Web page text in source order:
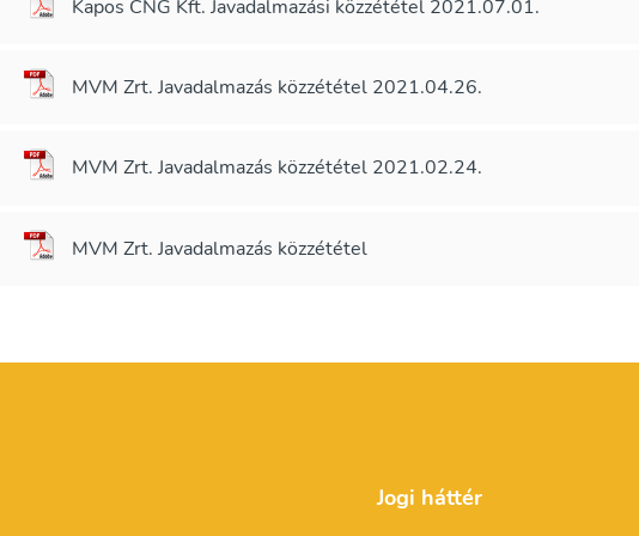
Kapos CNG Kft. Javadalmazási közzététel 2021.07.01.
MVM Zrt. Javadalmazás közzététel 2021.04.26.
MVM Zrt. Javadalmazás közzététel 2021.02.24.
MVM Zrt. Javadalmazás közzététel
Jogi háttér